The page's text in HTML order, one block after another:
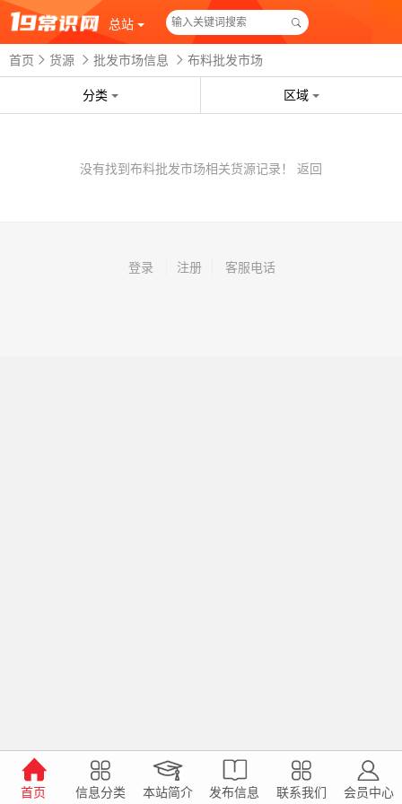
总站
首页 货源 批发市场信息 布料批发市场
分类 区域
没有找到布料批发市场相关货源记录！ 返回
登录 注册 客服电话
首页 信息分类 本站简介 发布信息 联系我们 会员中心